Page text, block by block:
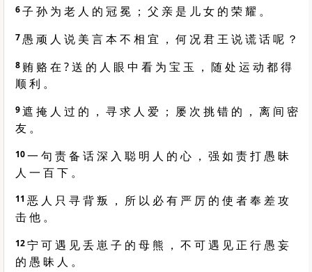
6子 孙 为 老 人 的 冠 冕 ； 父 亲 是 儿 女 的 荣 耀 。
7 愚 顽 人 说 美 言 本 不 相 宜 ， 何 况 君 王 说 谎 话 呢 ？
8 贿 赂 在 ? 送 的 人 眼 中 看 为 宝 玉 ， 随 处 运 动 都 得
顺 利 。
9遮 掩 人 过 的 ， 寻 求 人 爱 ； 屡 次 挑 错 的 ， 离 间 密
友 。
10一 句 责 备 话 深 入 聪 明 人 的 心 ， 强 如 责 打 愚 昧
人 一 百 下 。
11 恶 人 只 寻 背 叛 ， 所 以 必 有 严 厉 的 使 者 奉 差 攻
击 他 。
12宁 可 遇 见 丢 崽 子 的 母 熊 ， 不 可 遇 见 正 行 愚 妄
的 愚 昧 人 。